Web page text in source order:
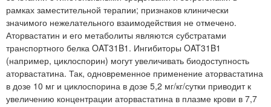
рамках заместительной терапии; признаков клинически
значимого нежелательного взаимодействия не отмечено.
Аторвастатин и его метаболиты являются субстратами
транспортного белка OAT31B1. Ингибиторы OAT31B1
(например, циклоспорин) могут увеличивать биодоступность
аторвастатина. Так, одновременное применение аторвастатина
в дозе 10 мг и циклоспорина в дозе 5,2 мг/кг/сутки приводит к
увеличению концентрации аторвастатина в плазме крови в 7,7